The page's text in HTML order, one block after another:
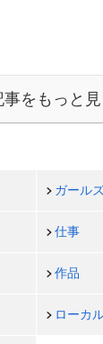
事をもっと見
ガール
仕事
作品
ローカ